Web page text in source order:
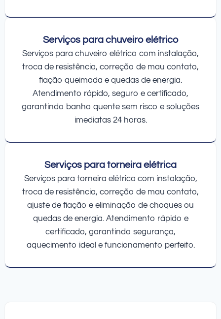
Serviços para chuveiro elétrico
Serviços para chuveiro elétrico com instalação,
troca de resistência, correção de mau contato,
fiação queimada e quedas de energia.
Atendimento rápido, seguro e certificado,
garantindo banho quente sem risco e soluções
imediatas 24 horas.
Serviços para torneira elétrica
Serviços para torneira elétrica com instalação,
troca de resistência, correção de mau contato,
ajuste de fiação e eliminação de choques ou
quedas de energia. Atendimento rápido e
certificado, garantindo segurança,
aquecimento ideal e funcionamento perfeito.